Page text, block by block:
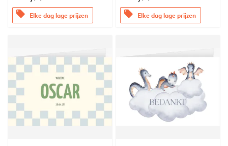
offers Elke dag lage prijzen offers Elke dag lage prijzen